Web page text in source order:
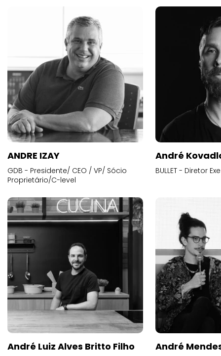
ANDRE IZAY
GDB - Presidente/ CEO / VP/ Sócio
Proprietário/C-level
André
BULLET - Diretor
André Luiz Alves Britto Filho André